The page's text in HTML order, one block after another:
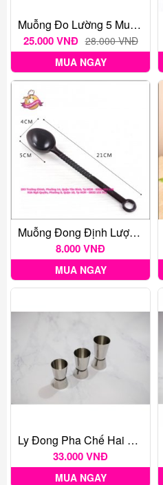
Muỗng Đo Lường 5 Muỗng G/ml Sắc Màu
25.000 VNĐ 28.000 VNĐ
MUA NGAY
Muỗng Đong Định Lượng 10g
8.000 VNĐ
MUA NGAY
Ly Đong Pha Chế Hai Đầu 20/30 Cc
33.000 VNĐ
MUA NGAY